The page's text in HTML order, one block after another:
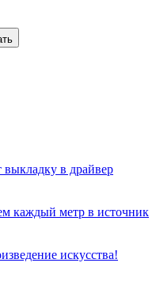
выкладку в драйвер
каждый метр в источник
искусства!